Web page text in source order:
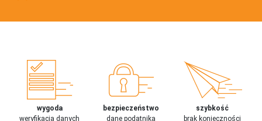
wygoda
weryfikacja danych
bezpieczeństwo
dane podatnika
szybkość
brak konieczności